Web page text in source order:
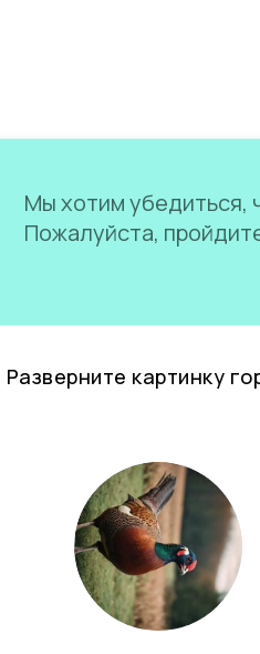
Мы хотим убедиться,
Пожалуйста,
Разверните картинку